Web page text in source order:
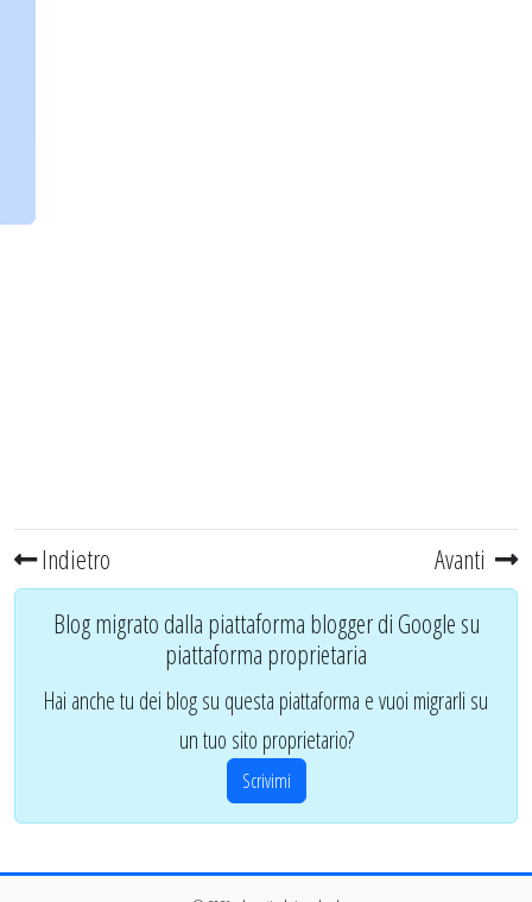
Indietro Avanti
Blog migrato dalla piattaforma blogger di Google su
piattaforma proprietaria
Hai anche tu dei blog su questa piattaforma e vuoi migrarli su
un tuo sito proprietario?
Scrivimi